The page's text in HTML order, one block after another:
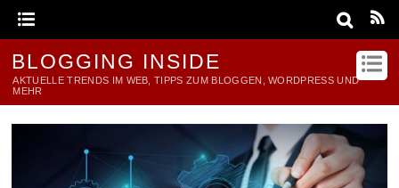
BLOGGING INSIDE
AKTUELLE TRENDS IM WEB, TIPPS ZUM BLOGGEN, WORDPRESS UND
MEHR